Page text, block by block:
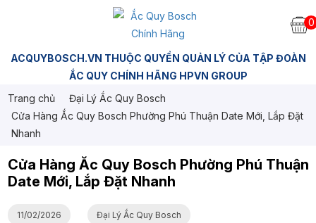
0
ACQUYBOSCH.VN THUỘC QUYỀN QUẢN LÝ CỦA TẬP ĐOÀN
ẮC QUY CHÍNH HÃNG HPVN GROUP
Trang chủ
Đại Lý Ắc Quy Bosch
Cửa Hàng Ắc Quy Bosch Phường Phú Thuận Date Mới, Lắp Đặt
Nhanh
Cửa Hàng Ắc Quy Bosch Phường Phú Thuận
Date Mới, Lắp Đặt Nhanh
11/02/2026 Đại Lý Ắc Quy Bosch